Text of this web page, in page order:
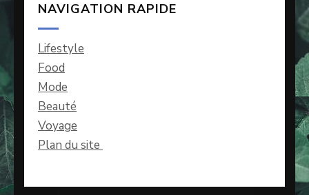
NAVIGATION RAPIDE
Lifestyle
Food
Mode
Beauté
Voyage
Plan du site